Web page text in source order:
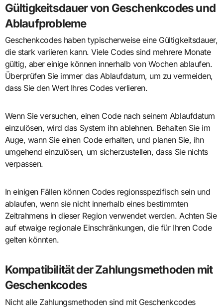
Gültigkeitsdauer von Geschenkcodes und
Ablaufprobleme
Geschenkcodes haben typischerweise eine Gültigkeitsdauer,
die stark variieren kann. Viele Codes sind mehrere Monate
gültig, aber einige können innerhalb von Wochen ablaufen.
Überprüfen Sie immer das Ablaufdatum, um zu vermeiden,
dass Sie den Wert Ihres Codes verlieren.
Wenn Sie versuchen, einen Code nach seinem Ablaufdatum
einzulösen, wird das System ihn ablehnen. Behalten Sie im
Auge, wann Sie einen Code erhalten, und planen Sie, ihn
umgehend einzulösen, um sicherzustellen, dass Sie nichts
verpassen.
In einigen Fällen können Codes regionsspezifisch sein und
ablaufen, wenn sie nicht innerhalb eines bestimmten
Zeitrahmens in dieser Region verwendet werden. Achten Sie
auf etwaige regionale Einschränkungen, die für Ihren Code
gelten könnten.
Kompatibilität der Zahlungsmethoden mit
Geschenkcodes
Nicht alle Zahlungsmethoden sind mit Geschenkcodes